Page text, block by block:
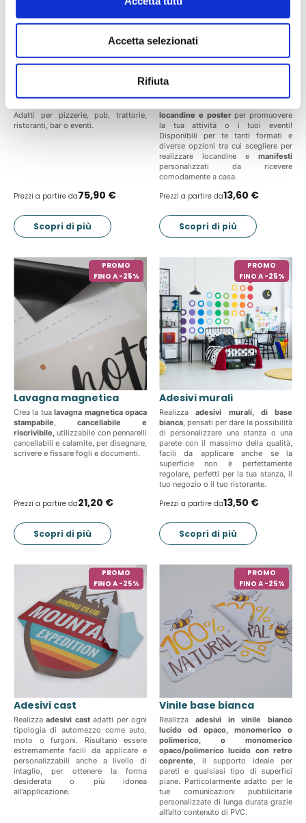
Accetta selezionati
Rifiuta
Adatti per pizzerie, pub, trattorie,
ristoranti, bar o eventi.
Prezzi a partire da75,90 €
Scopri di più
locandine e posterper promuovere
la tua attività o i tuoi eventi!
Disponibili per te tanti formati e
diverse opzioni tra cui scegliere per
realizzare locandine e manifesti
personalizzati da ricevere
comodamente a casa.
Prezzi a partire da13,60 €
Scopri di più
PROMO
FINO A -25%
Lavagna magnetica
Crea la tualavagna magnetica opaca
stampabile, cancellabile e
riscrivibile, utilizzabile con pennarelli
cancellabili e calamite, per disegnare,
scrivere e fissare fogli e documenti.
Prezzi a partire da21,20 €
Scopri di più
PROMO
FINO A -25%
Adesivi murali
Realizzaadesivi murali, di base
bianca, pensati per dare la possibilità
di personalizzare una stanza o una
parete con il massimo della qualità,
facili da applicare anche se la
superficie non è perfettamente
regolare, perfetti per la tua stanza, il
tuo negozio o il tuo ristorante.
Prezzi a partire da13,50 €
Scopri di più
PROMO
FINO A -25%
Adesivi cast
Realizzaadesivi castadatti per ogni
tipologia di automezzo come auto,
moto o furgoni. Risultano essere
estremamente facili da applicare e
personalizzabili anche a livello di
intaglio, per ottenere la forma
desiderata o più idonea
all’applicazione.
PROMO
FINO A -25%
Vinile base bianca
Realizza adesivi in vinile bianco
lucido od opaco, monomerico o
polimerico, o monomerico
opaco/polimerico lucido con retro
coprente, il supporto ideale per
pareti e qualsiasi tipo di superfici
piane. Particolarmente adatto per le
tue comunicazioni pubblicitarie
personalizzate di lunga durata grazie
all’alto contenuto di PVC.